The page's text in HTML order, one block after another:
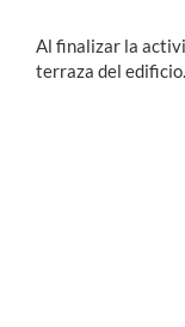
Al finalizar la
terraza del edificio.